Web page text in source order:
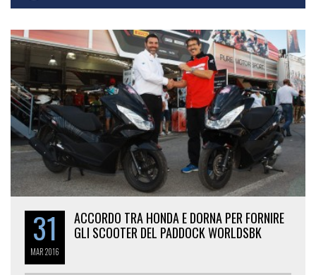
31
MAR2016
ACCORDO TRA HONDA E DORNA PER FORNIRE
GLI SCOOTER DEL PADDOCK WORLDSBK